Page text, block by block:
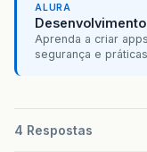
ALURA
Aprenda a criar
segurança e
4 Respostas